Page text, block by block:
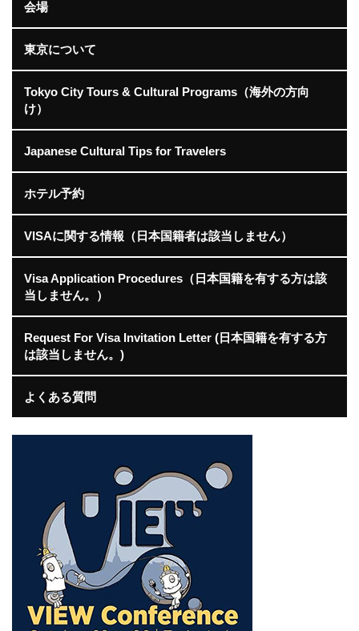
会場
東京について
Tokyo City Tours & Cultural Programs（海外の方向
け）
Japanese Cultural Tips for Travelers
ホテル予約
VISAに関する情報（日本国籍者は該当しません）
Visa Application Procedures（日本国籍を有する方は該
当しません。）
Request For Visa Invitation Letter (日本国籍を有する方
は該当しません。)
よくある質問